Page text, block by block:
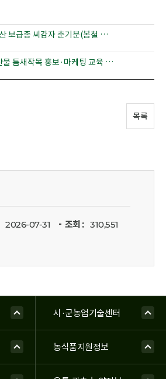
2024년산 보급종 씨감자 춘기분(봄철 노지 재배용) 신청.공급 계획 안내
지역농산물 틈새작목 홍보·마케팅 교육 추진계획
목록
2026-07-31 조회 : 310,551
시·군농업기술센터
농식품지원정보